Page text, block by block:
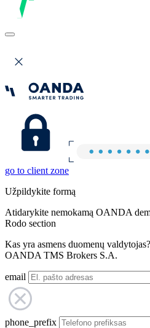
go to client zone
Užpildykite formą
Atidarykite nemokamą OANDA
Rodo section
Kas yra asmens duomenų valdytojas?
OANDA TMS Brokers S.A.
email
phone_prefix